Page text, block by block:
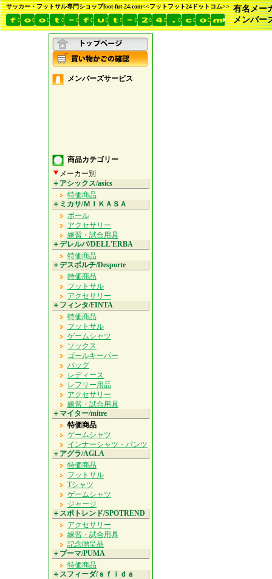
有名メー
メンバー
サッカー・フットサル専門ショップfoot-fut-24.com<<フットフット24ドットコム>>
メンバーズサービス
商品カテゴリー
メーカー別
＋アシックス/asics
特価商品
＋ミカサ/ＭＩＫＡＳＡ
ボール
アクセサリー
練習・試合用具
＋デレルバ/DELL'ERBA
特価商品
＋デスポルチ/Desporte
特価商品
フットサル
アクセサリー
＋フィンタ/FINTA
特価商品
フットサル
ゲームシャツ
ソックス
ゴールキーパー
バッグ
レディース
レフリー用品
アクセサリー
練習・試合用具
＋マイター/mitre
特価商品
ゲームシャツ
インナーシャツ・パンツ
＋アグラ/AGLA
特価商品
フットサル
Tシャツ
ゲームシャツ
ジャージ
＋スポトレンド/SPOTREND
アクセサリー
練習・試合用具
記念贈呈品
＋プーマ/PUMA
特価商品
＋スフィーダ/ｓｆｉｄａ